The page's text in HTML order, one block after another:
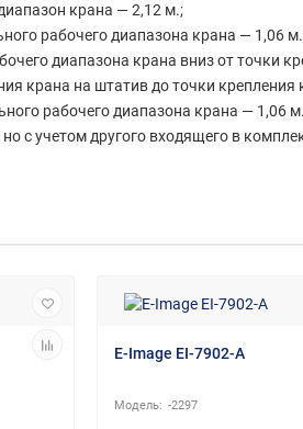
крана — 2,12 м.;
рабочего диапазона крана — 1,06
диапазона крана вниз от точки
крана на штатив до точки
рабочего диапазона крана — 1,06
но с учетом другого входящего в
E-Image EI-7902-A
-2297